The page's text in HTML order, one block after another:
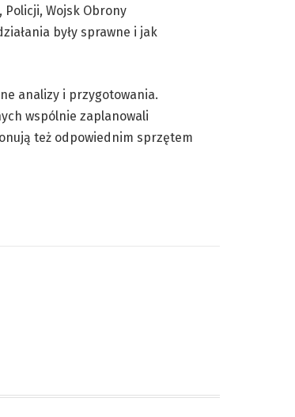
Wojsk Obrony
były sprawne i jak
analizy i przygotowania.
wspólnie zaplanowali
też odpowiednim sprzętem